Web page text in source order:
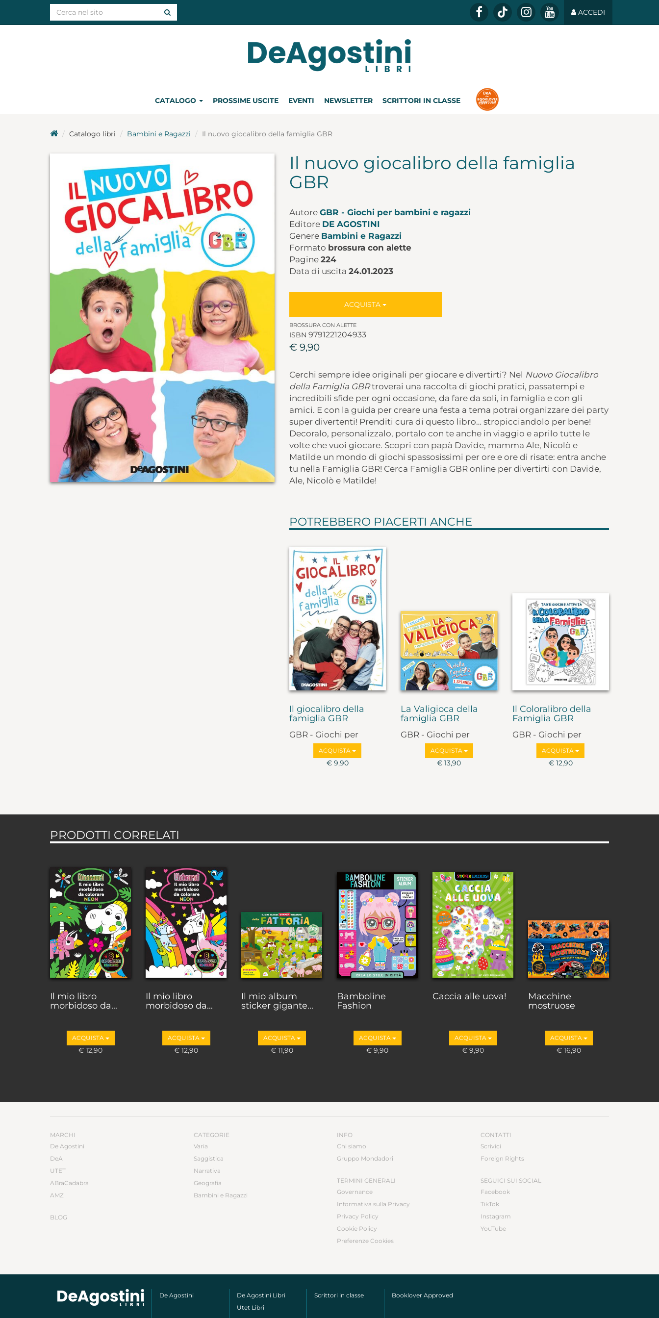
ACCEDI
CATALOGO PROSSIME USCITE EVENTI NEWSLETTER SCRITTORI IN CLASSE
Catalogo libri Bambini e Ragazzi Il nuovo giocalibro della famiglia GBR
Il nuovo giocalibro della famiglia
GBR
Autore GBR - Giochi per bambini e ragazzi
Editore DE AGOSTINI
Genere Bambini e Ragazzi
Formato brossura con alette
Pagine 224
Data di uscita 24.01.2023
ACQUISTA
BROSSURA CON ALETTE
ISBN 9791221204933
€ 9,90
Cerchi sempre idee originali per giocare e divertirti? Nel Nuovo Giocalibro
della Famiglia GBRtroverai una raccolta di giochi pratici, passatempi e
incredibili sfide per ogni occasione, da fare da soli, in famiglia e con gli
amici. E con la guida per creare una festa a tema potrai organizzare dei party
super divertenti! Prenditi cura di questo libro… stropicciandolo per bene!
Decoralo, personalizzalo, portalo con te anche in viaggio e aprilo tutte le
volte che vuoi giocare. Scopri con papà Davide, mamma Ale, Nicolò e
Matilde un mondo di giochi spassosissimi per ore e ore di risate: entra anche
tu nella Famiglia GBR! Cerca Famiglia GBR online per divertirti con Davide,
Ale, Nicolò e Matilde!
POTREBBERO PIACERTI ANCHE
Il giocalibro della
famiglia GBR
GBR - Giochi per
bambini e ragazzi
ACQUISTA
€ 9,90
La Valigioca della
famiglia GBR
GBR - Giochi per
bambini e ragazzi
ACQUISTA
€ 13,90
Il Coloralibro della
Famiglia GBR
GBR - Giochi per
bambini e ragazzi
ACQUISTA
€ 12,90
PRODOTTI CORRELATI
Il mio libro
morbidoso da...
ACQUISTA
€ 12,90
Il mio libro
morbidoso da...
ACQUISTA
€ 12,90
Il mio album
sticker gigante...
ACQUISTA
€ 11,90
Bamboline
Fashion
ACQUISTA
€ 9,90
Caccia alle uova!
ACQUISTA
€ 9,90
Macchine
mostruose
ACQUISTA
€ 16,90
MARCHI
De Agostini
DeA
UTET
ABraCadabra
AMZ
BLOG
CATEGORIE
Varia
Saggistica
Narrativa
Geografia
Bambini e Ragazzi
INFO
Chi siamo
Gruppo Mondadori
TERMINI GENERALI
Governance
Informativa sulla Privacy
Privacy Policy
Cookie Policy
Preferenze Cookies
CONTATTI
Scrivici
Foreign Rights
SEGUICI SUI SOCIAL
Facebook
TikTok
Instagram
YouTube
De Agostini
De Agostini Libri
Utet Libri
Scrittori in classe Booklover Approved